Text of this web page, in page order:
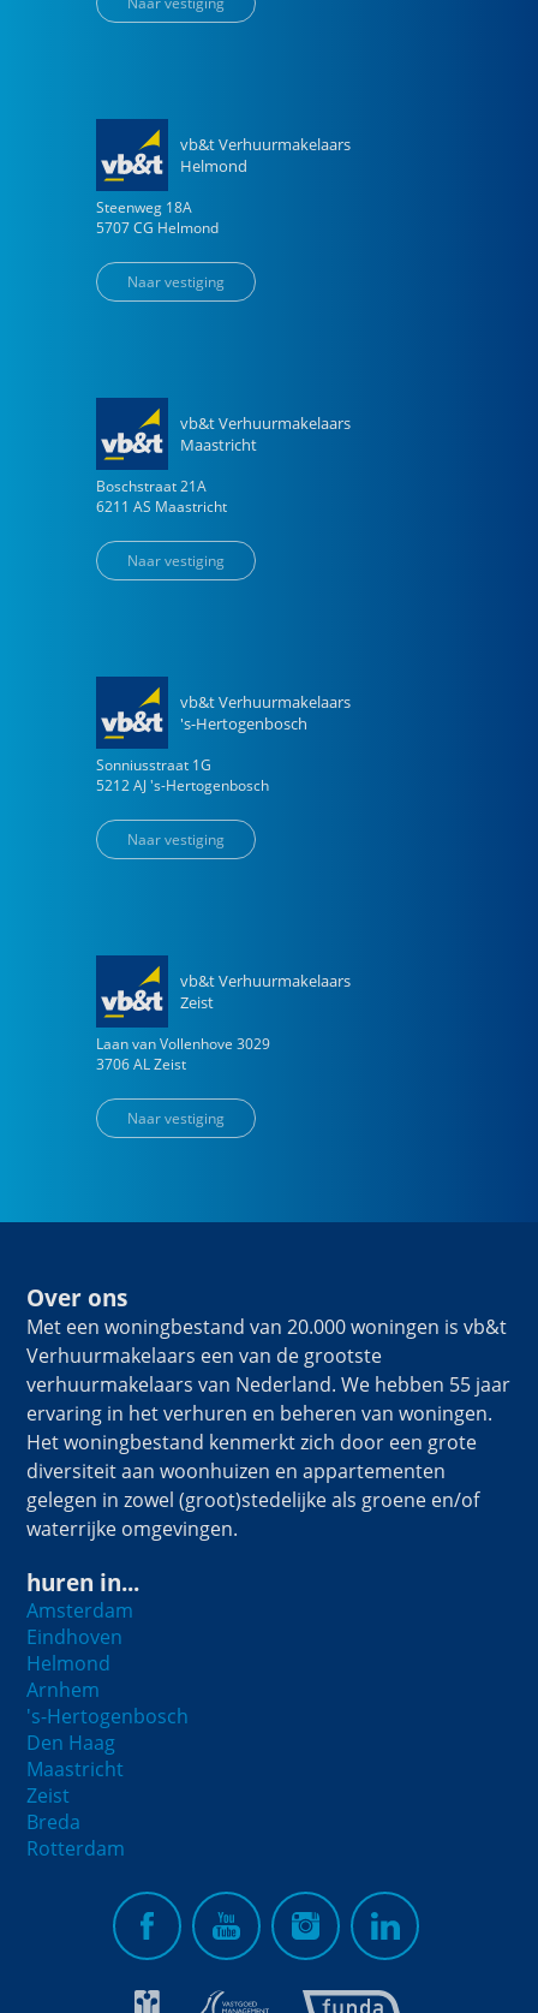
vb&t Verhuurmakelaars
Helmond
Steenweg 18A
5707 CG Helmond
Naar vestiging
vb&t Verhuurmakelaars
Maastricht
Boschstraat 21A
6211 AS Maastricht
Naar vestiging
vb&t Verhuurmakelaars
's-Hertogenbosch
Sonniusstraat 1G
5212 AJ 's-Hertogenbosch
Naar vestiging
vb&t Verhuurmakelaars
Zeist
Laan van Vollenhove 3029
3706 AL Zeist
Naar vestiging
Over ons
Met een woningbestand van 20.000 woningen is vb&t
Verhuurmakelaars een van de grootste
verhuurmakelaars van Nederland. We hebben 55 jaar
ervaring in het verhuren en beheren van woningen.
Het woningbestand kenmerkt zich door een grote
diversiteit aan woonhuizen en appartementen
gelegen in zowel (groot)stedelijke als groene en/of
waterrijke omgevingen.
huren in...
Amsterdam
Eindhoven
Helmond
Arnhem
's-Hertogenbosch
Den Haag
Maastricht
Zeist
Breda
Rotterdam